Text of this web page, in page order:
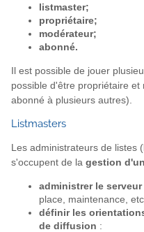
listmaster;
propriétaire;
modérateur;
abonné.
Il est possible de jouer
possible d'être propriétaire
abonné à plusieurs autres).
Listmasters
Les administrateurs de
s'occupent de la gestion
administrer le
place, maintenance,
définir les
de diffusion :